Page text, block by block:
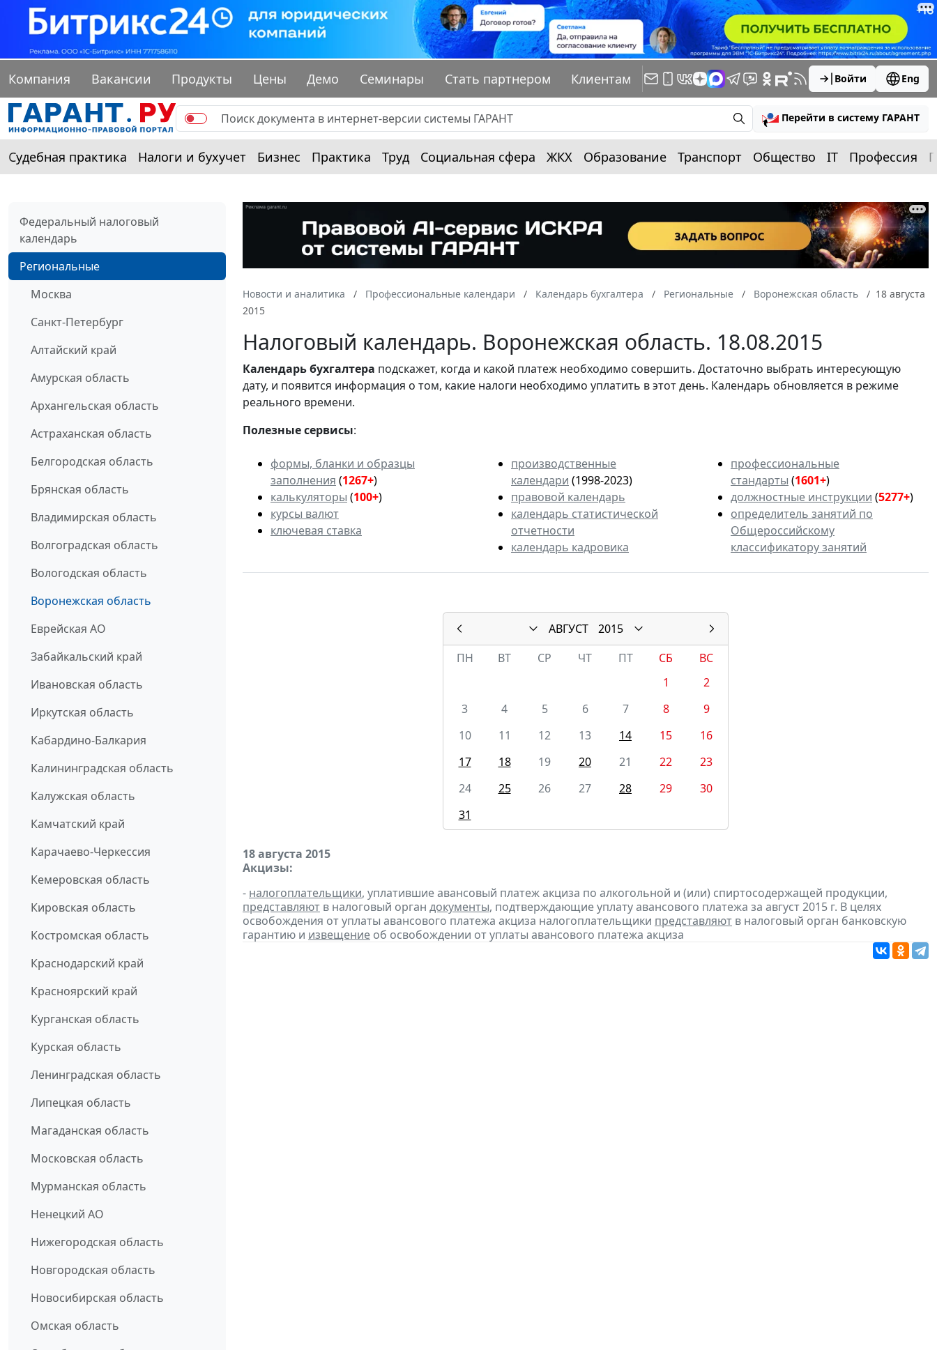
Компания Вакансии Продукты Цены Демо Семинары Стать партнером Клиентам Войти Eng
Перейти в систему ГАРАНТ
Судебная практика Налоги и бухучет Бизнес Практика Труд Социальная сфера ЖКХ Образование Транспорт Общество IT Профессия
Федеральный налоговый
календарь
Региональные
Москва
Санкт-Петербург
Алтайский край
Амурская область
Архангельская область
Астраханская область
Белгородская область
Брянская область
Владимирская область
Волгоградская область
Вологодская область
Воронежская область
Еврейская АО
Забайкальский край
Ивановская область
Иркутская область
Кабардино-Балкария
Калининградская область
Калужская область
Камчатский край
Карачаево-Черкессия
Кемеровская область
Кировская область
Костромская область
Краснодарский край
Красноярский край
Курганская область
Курская область
Ленинградская область
Липецкая область
Магаданская область
Московская область
Мурманская область
Ненецкий АО
Нижегородская область
Новгородская область
Новосибирская область
Омская область
Новости и аналитика Профессиональные календари Календарь бухгалтера Региональные Воронежская область
18 августа
2015
Налоговый календарь. Воронежская область. 18.08.2015
Календарьбухгалтера подскажет, когда и какой платеж необходимо совершить. Достаточно выбрать интересующую
дату, и появится информация о том, какие налоги необходимо уплатить в этот день. Календарь обновляется в режиме
реального времени.
Полезные сервисы:
формы, бланки и образцы
заполнения (1267+)
калькуляторы (100+)
курсы валют
ключевая ставка
производственные
календари (1998-2023)
правовой календарь
календарь статистической
отчетности
календарь кадровика
профессиональные
стандарты (1601+)
должностные инструкции (5277+)
определитель занятий по
Общероссийскому
классификатору занятий
АВГУСТ
2015
ПН
ВТ СР ЧТ ПТ СБ
ВС
1
2
3
4 5 6 7 8
9
10
11 12 13 14 15
16
17
18 19 20 21 22
23
24
25 26 27 28 29
30
31
18 августа 2015
Акцизы:
- налогоплательщики, уплатившие авансовый платеж акциза по алкогольной и (или) спиртосодержащей продукции,
представляют в налоговый орган документы, подтверждающие уплату авансового платежа за август 2015 г. В целях
освобождения от уплаты авансового платежа акциза налогоплательщики представляют в налоговый орган банковскую
гарантию и извещение об освобождении от уплаты авансового платежа акциза